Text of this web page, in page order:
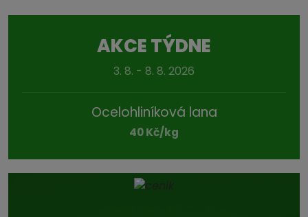
AKCE TÝDNE
3. 8. - 8. 8. 2026
Ocelohliníková lana
40 Kč/kg